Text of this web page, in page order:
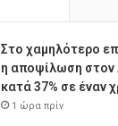
Στο χαμηλότερο
η αποψίλωση στον
κατά 37% σε έναν
1 ώρα πρίν